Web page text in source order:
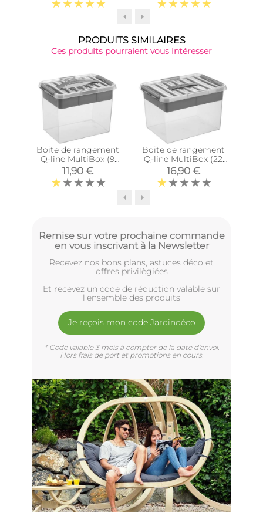
PRODUITS SIMILAIRES
Ces produits pourraient vous intéresser
Boite de rangement
Q-line MultiBox (9
litres)
11,90 €
Boite de rangement
Q-line MultiBox (22
litres)
16,90 €
Remise sur votre prochaine commande
en vous inscrivant à la Newsletter
Recevez nos bons plans, astuces déco et
offres privilègiées
Et recevez un code de réduction valable sur
l'ensemble des produits
Je reçois mon code Jardindéco
* Code valable 3 mois à compter de la date d'envoi.
Hors frais de port et promotions en cours.